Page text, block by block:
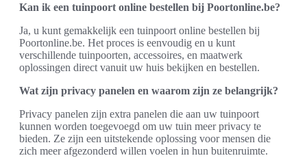
Kan ik een tuinpoort online bestellen bij Poortonline.be?
Ja, u kunt gemakkelijk een tuinpoort online bestellen bij
Poortonline.be. Het proces is eenvoudig en u kunt
verschillende tuinpoorten, accessoires, en maatwerk
oplossingen direct vanuit uw huis bekijken en bestellen.
Wat zijn privacy panelen en waarom zijn ze belangrijk?
Privacy panelen zijn extra panelen die aan uw tuinpoort
kunnen worden toegevoegd om uw tuin meer privacy te
bieden. Ze zijn een uitstekende oplossing voor mensen die
zich meer afgezonderd willen voelen in hun buitenruimte.